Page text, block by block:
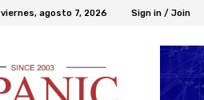
viernes, agosto 7, 2026 Sign in / Join